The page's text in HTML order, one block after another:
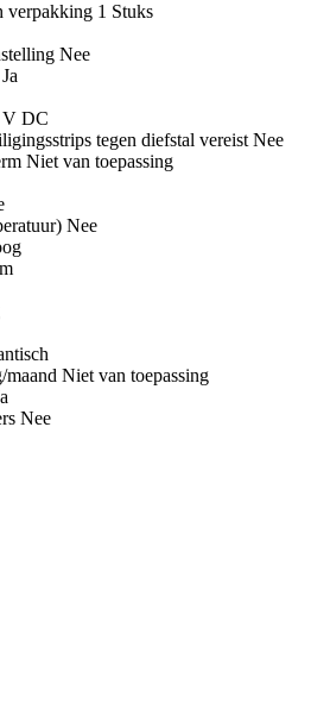
verpakking 1 Stuks
Nee
V DC
tegen diefstal vereist Nee
Niet van toepassing
Nee
Niet van toepassing
Nee